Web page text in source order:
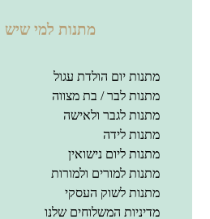
מתנות למי שיש
מתנות יום הולדת עגול
מתנות לבר / בת מצווה
מתנות לגבר ולאישה
מתנות לידה
מתנות ליום נישואין
מתנות למורים ולמורות
מתנות לשוק העסקי
מדיניות המשלוחים שלנו